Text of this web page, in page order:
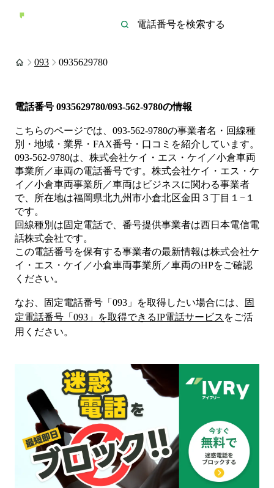
093 0935629780
電話番号 0935629780/093-562-9780の情報
こちらのページでは、 093-562-9780の事業者名・回線種
別・地域・業界・FAX番号・口コミを紹介しています。
093-562-9780は、 株式会社ケイ・エス・ケイ／小倉車両
事業所／車両の電話番号です。 株式会社ケイ・エス・ケ
イ／小倉車両事業所／車両は ビジネスに関わる事業者
で、所在地は福岡県北九州市小倉北区金田３丁目１−１
です。
回線種別は固定電話で、番号提供事業者は西日本電信電
話株式会社です。
この電話番号を保有する事業者の最新情報は株式会社ケ
イ・エス・ケイ／小倉車両事業所／車両のHPをご確認
ください。
なお、固定電話番号「 093 」を取得したい場合には、
固
定電話番号「 093 」を取得できるIP電話サービス をご活
用ください。